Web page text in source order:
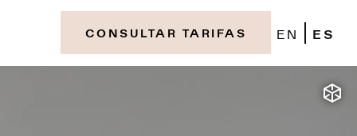
CONSULTAR TARIFAS EN ES